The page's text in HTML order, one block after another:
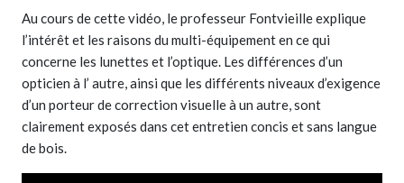
Au cours de cette vidéo, le professeur Fontvieille explique
l’intérêt et les raisons du multi-équipement en ce qui
concerne les lunettes et l’optique. Les différences d’un
opticien à l’ autre, ainsi que les différents niveaux d’exigence
d’un porteur de correction visuelle à un autre, sont
clairement exposés dans cet entretien concis et sans langue
de bois.